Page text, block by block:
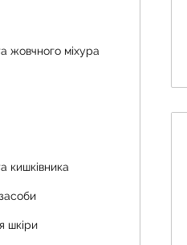
жовчного міхура
кишківника
шкіри